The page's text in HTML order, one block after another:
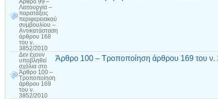
Άρθρο 99 –
Λειτουργία –
παρατάξεις
περιφερειακού
συμβουλίου –
Αντικατάσταση
άρθρου 168
του ν.
3852/2010
Δεν έχουν
υποβληθεί
σχόλια στο
Άρθρο 100 –
Τροποποίηση
άρθρου 169
του ν.
3852/2010
Άρθρο 100 – Τροποποίηση άρθρου 169 του ν.